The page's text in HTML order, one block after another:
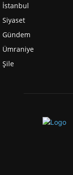
İstanbul
Siyaset
Gündem
Ümraniye
Şile